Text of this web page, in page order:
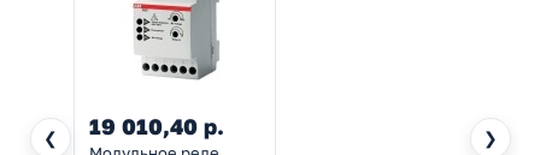
❮ ❯
19 010,40 р.